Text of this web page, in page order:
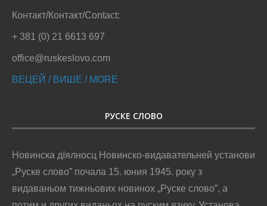
Контакт/Контакт/Contact:
+ 381 (0) 21 6613 697
office@ruskeslovo.com
ВЕЦЕЙ / ВИШЕ / MORE
РУСКЕ СЛОВО
Новинска дїялносц Новинско-видавательней установи
„Руске слово” почала 15. юния 1945. року з
видаваньом тижньових новинох „Руске слово”, а